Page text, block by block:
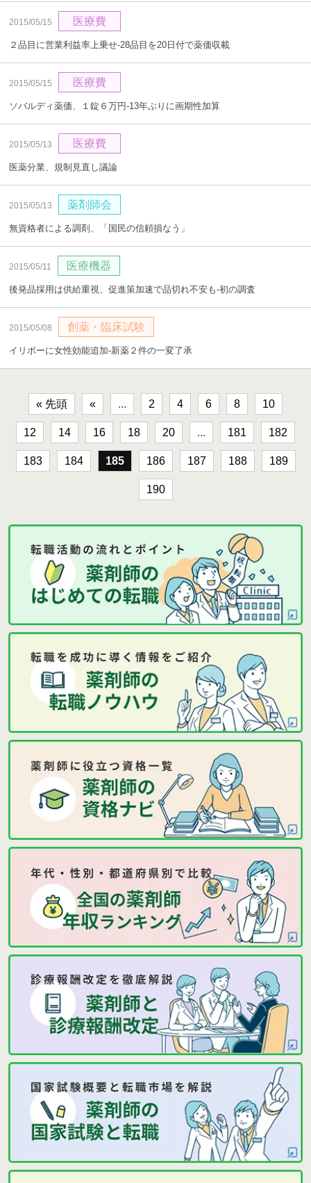
2015/05/15 医療費
２品目に営業利益率上乗せ‐28品目を20日付で薬価収載
2015/05/15 医療費
ソバルディ薬価、１錠６万円-13年ぶりに画期性加算
2015/05/13 医療費
医薬分業、規制見直し議論
2015/05/13 薬剤師会
無資格者による調剤、「国民の信頼損なう」
2015/05/11 医療機器
後発品採用は供給重視、促進策加速で品切れ不安も‐初の調査
2015/05/08 創薬・臨床試験
イリボーに女性効能追加‐新薬２件の一変了承
« 先頭 « ... 2 4 6 8 10
12 14 16 18 20 ... 181 182
183 184 185 186 187 188 189
190